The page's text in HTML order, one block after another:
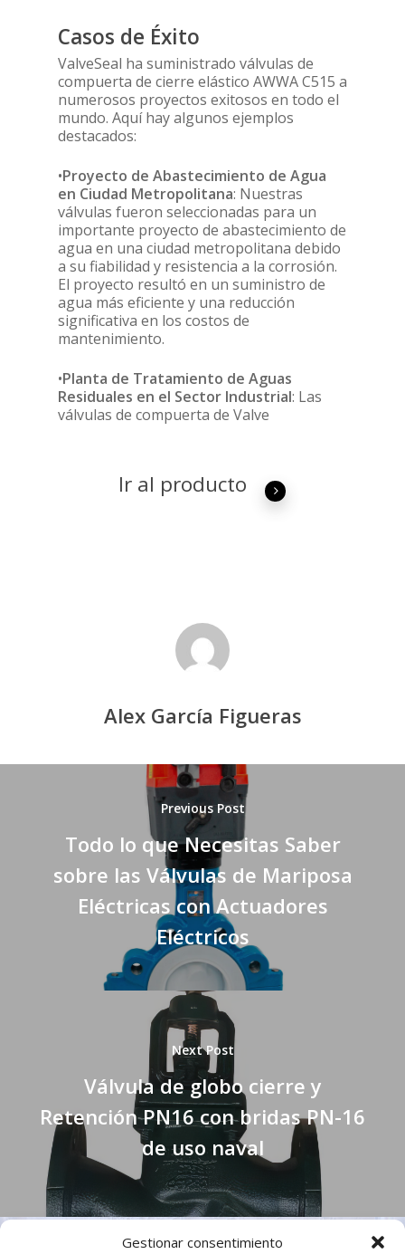
Gestionar consentimiento
Casos de Éxito
ValveSeal ha suministrado válvulas de
compuerta de cierre elástico AWWA C515 a
numerosos proyectos exitosos en todo el
mundo. Aquí hay algunos ejemplos
destacados:
•Proyecto de Abastecimiento de Agua
en Ciudad Metropolitana: Nuestras
válvulas fueron seleccionadas para un
importante proyecto de abastecimiento de
agua en una ciudad metropolitana debido
a su fiabilidad y resistencia a la corrosión.
El proyecto resultó en un suministro de
agua más eficiente y una reducción
significativa en los costos de
mantenimiento.
•Planta de Tratamiento de Aguas
Residuales en el Sector Industrial: Las
válvulas de compuerta de Valve
Ir al producto
Alex García Figueras
Previous Post
Todo lo que Necesitas Saber
sobre las Válvulas de Mariposa
Eléctricas con Actuadores
Eléctricos
Next Post
Válvula de globo cierre y
Retención PN16 con bridas PN-16
de uso naval